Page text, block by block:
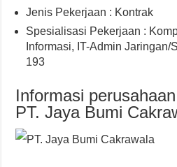
Jenis Pekerjaan : Kontrak
Spesialisasi Pekerjaan :
Informasi, IT-Admin Jaringan/
193
Informasi
PT. Jaya Bumi